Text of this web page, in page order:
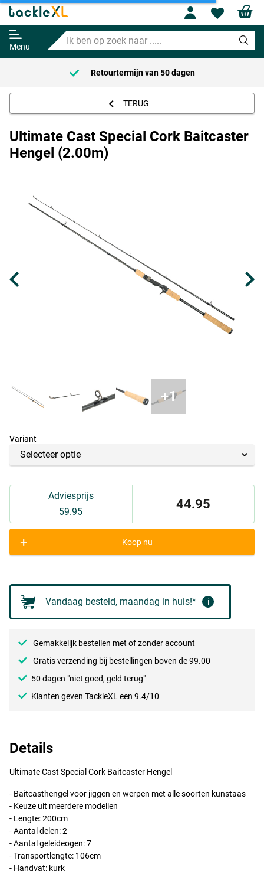
Menu
Ik
ben
op
zoek
naar
Profile
Ultimate Cast Special Cork
Baitcaster Hengel (2.00m)
Adviesprijs
59.95
44.95
Retourtermijn van 50 dagen
TERUG
Ultimate Cast Special Cork Baitcaster
Hengel (2.00m)
Variant
Adviesprijs
59.95
44.95
+ Koop nu
Vandaag besteld, maandag in huis!* i
Gemakkelijk bestellen met of zonder account
Gratis verzending bij bestellingen boven de 99.00
50 dagen "niet goed, geld terug"
Klanten geven TackleXL een 9.4/10
Details
Ultimate Cast Special Cork Baitcaster Hengel
- Baitcasthengel voor jiggen en werpen met alle soorten kunstaas
- Keuze uit meerdere modellen
- Lengte: 200cm
- Aantal delen: 2
- Aantal geleideogen: 7
- Transportlengte: 106cm
- Handvat: kurk